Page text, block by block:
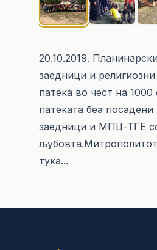
20.10.2019.
заедници и
патека во чест на
патеката беа
заедници и МПЦ-ТГЕ
тука...